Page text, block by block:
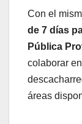
Con el
de 7 días
Pública
colaborar
áreas